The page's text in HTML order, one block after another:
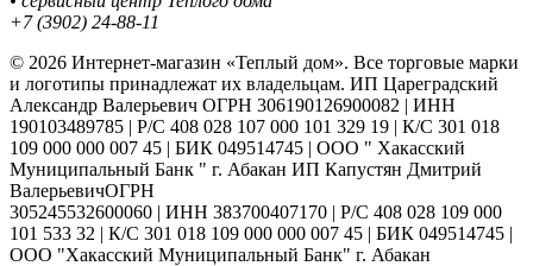
+7 (3902) 24-88-11
© 2026 Интернет-магазин «Теплый дом». Все торговые марки
и логотипы принадлежат их владельцам. ИП Цареградский
Александр Валерьевич ОГРН 306190126900082 | ИНН
190103489785 | Р/С 408 028 107 000 101 329 19 | К/С 301 018
109 000 000 007 45 | БИК 049514745 | ООО " Хакасский
Муниципальный Банк " г. Абакан ИП Капустян Дмитрий
ВалерьевичОГРН
305245532600060 | ИНН 383700407170 | Р/С 408 028 109 000
101 533 32 | К/С 301 018 109 000 000 007 45 | БИК 049514745 |
ООО "Хакасский Муниципальный Банк" г. Абакан